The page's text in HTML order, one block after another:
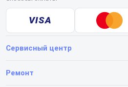
VISA
Сервисный центр
О нашем сервисе
Ремонт